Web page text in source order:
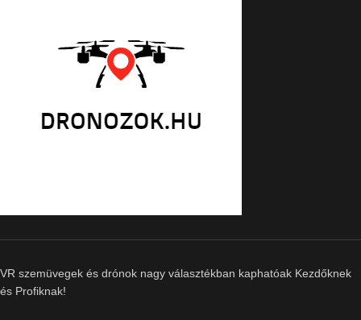
VR szemüvegek és drónok nagy választékban kaphatóak Kezdőknek
és Profiknak!